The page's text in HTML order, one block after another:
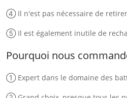
④ Il n'est pas nécessaire de
⑤ Il est également inutile de
Pourquoi nous
① Expert dans le domaine des